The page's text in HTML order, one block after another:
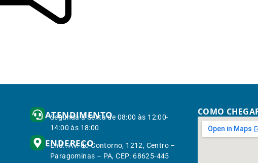
ATENDIMENTO
Segunda à Sexta de 08:00 às 12:00-
14:00 às 18:00
ENDEREÇO
End.: Av. do Contorno, 1212, Centro –
Paragominas – PA, CEP: 68625-445
COMO